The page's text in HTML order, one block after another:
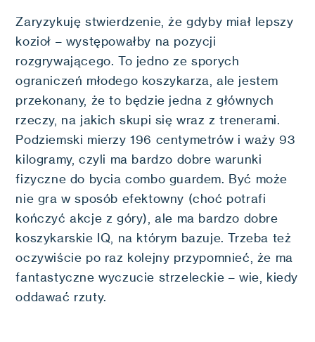
Zaryzykuję stwierdzenie, że gdyby miał lepszy
kozioł – występowałby na pozycji
rozgrywającego. To jedno ze sporych
ograniczeń młodego koszykarza, ale jestem
przekonany, że to będzie jedna z głównych
rzeczy, na jakich skupi się wraz z trenerami.
Podziemski mierzy 196 centymetrów i waży 93
kilogramy, czyli ma bardzo dobre warunki
fizyczne do bycia combo guardem. Być może
nie gra w sposób efektowny (choć potrafi
kończyć akcje z góry), ale ma bardzo dobre
koszykarskie IQ, na którym bazuje. Trzeba też
oczywiście po raz kolejny przypomnieć, że ma
fantastyczne wyczucie strzeleckie – wie, kiedy
oddawać rzuty.